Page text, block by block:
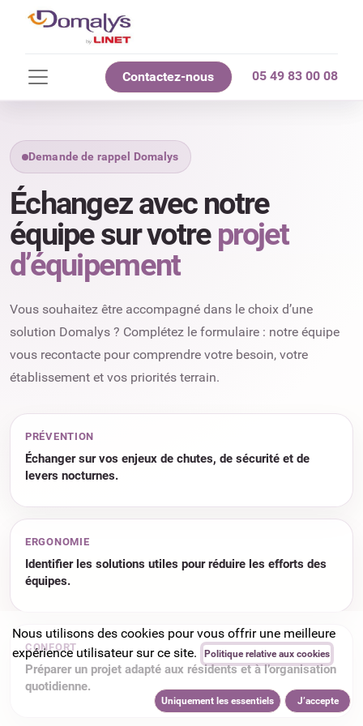
Contactez-nous 05 49 83 00 08
Demande de rappel Domalys
Échangez avec notre
équipe sur votre projet
d’équipement
Vous souhaitez être accompagné dans le choix d’une
solution Domalys ? Complétez le formulaire : notre équipe
vous recontacte pour comprendre votre besoin, votre
établissement et vos priorités terrain.
PRÉVENTION
Échanger sur vos enjeux de chutes, de sécurité et de
levers nocturnes.
ERGONOMIE
Identifier les solutions utiles pour réduire les efforts des
équipes.
CONFORT
Préparer un projet adapté aux résidents et à l’organisation
quotidienne.
Nous utilisons des cookies pour vous offrir une meilleure
expérience utilisateur sur ce site.
Politique relative aux cookies
Uniquement les essentiels J’accepte